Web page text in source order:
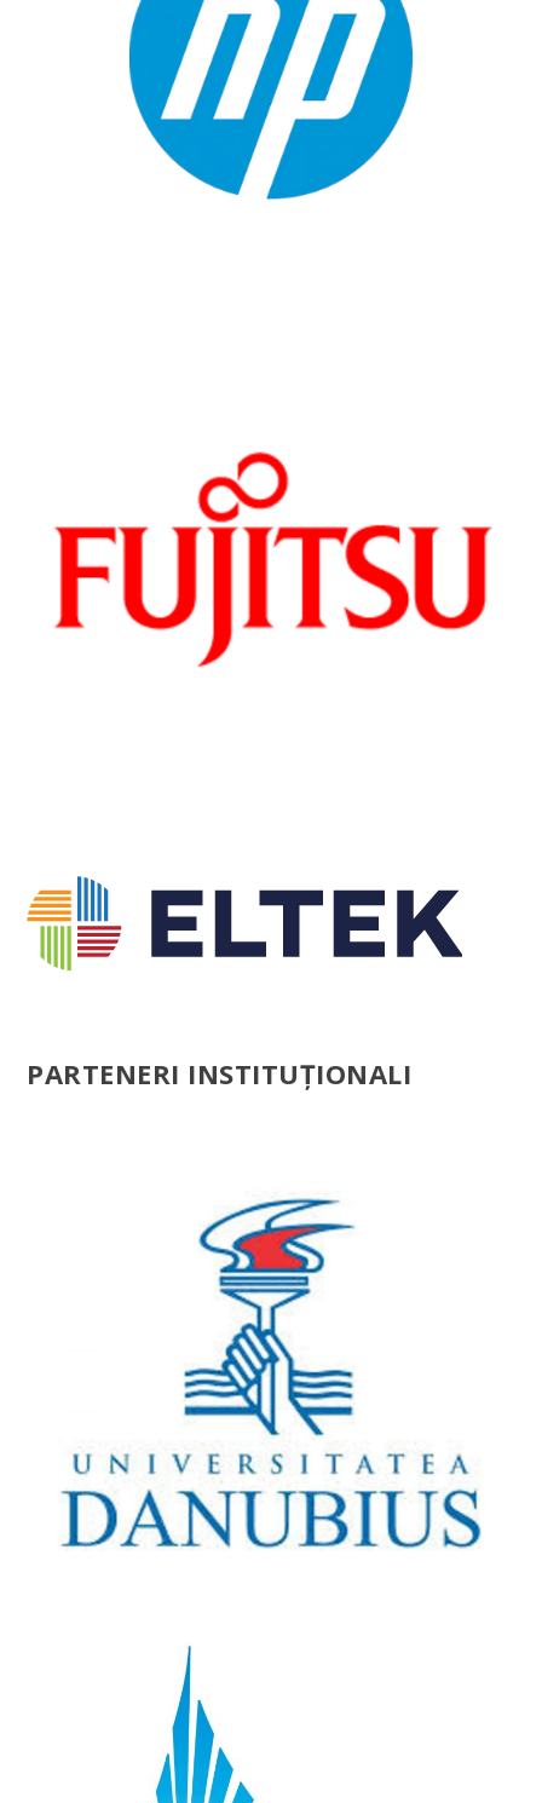
PARTENERI INSTITUȚIONALI